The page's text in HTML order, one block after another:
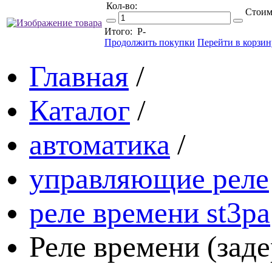
Кол-во:
Итого: Р-
Продолжить покупки Перейти в
Главная /
Каталог /
автоматика /
управляющие реле
реле времени st3pa
Реле времени